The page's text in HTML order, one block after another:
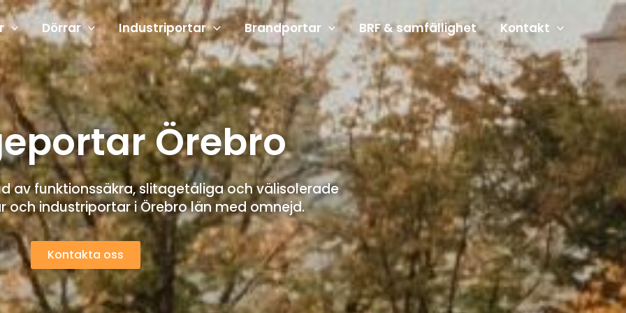
Dörrar Industriportar Brandportar BRF & samfällighet Kontakt
Örebro
av funktionssäkra, slitagetåliga och välisolerade
och industriportar i Örebro län med omnejd.
Kontakta oss